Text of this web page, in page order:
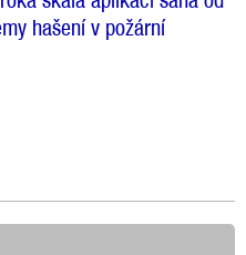
hašení v požární